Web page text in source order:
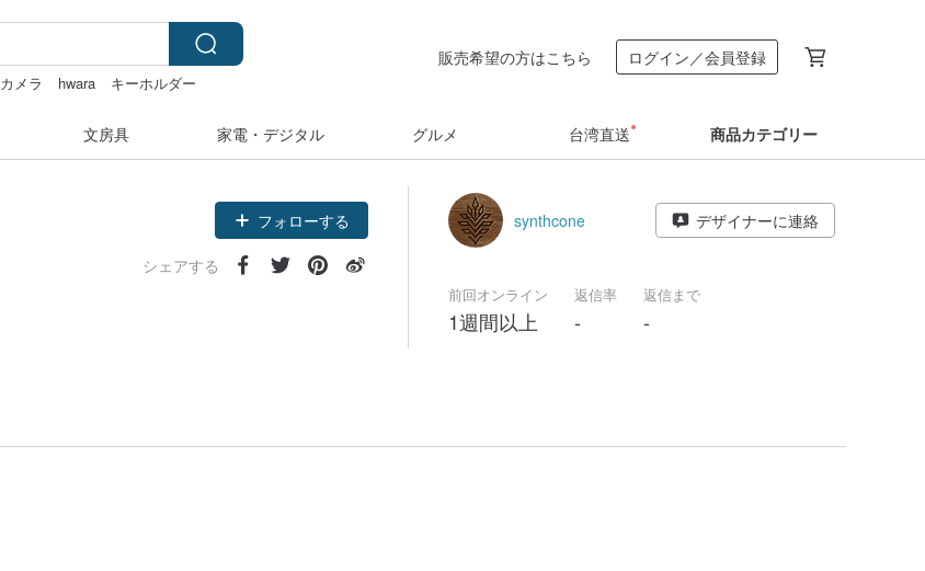
カメラ hwara
キーホルダー
販売希望の方はこちら ログイン／会員登録
文房具 家電・デジタル グルメ 台湾直送 商品カテゴリー
フォローする
シェアする
synthcone デザイナーに連絡
前回オンライン
1週間以上
返信率
-
返信まで
-